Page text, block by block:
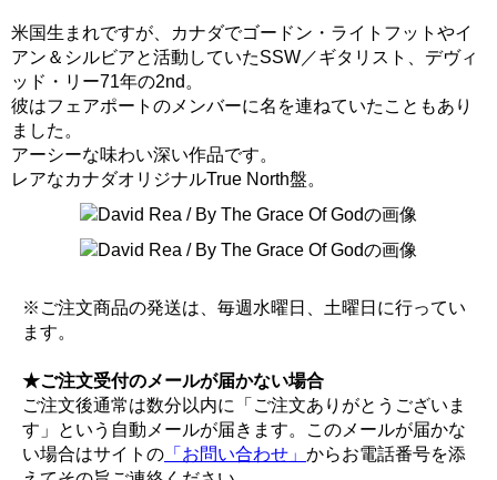
米国生まれですが、カナダでゴードン・ライトフットやイ
アン＆シルビアと活動していたSSW／ギタリスト、デヴィ
ッド・リー71年の2nd。
彼はフェアポートのメンバーに名を連ねていたこともあり
ました。
アーシーな味わい深い作品です。
レアなカナダオリジナルTrue North盤。
※ご注文商品の発送は、毎週水曜日、土曜日に行ってい
ます。
★ご注文受付のメールが届かない場合
ご注文後通常は数分以内に「ご注文ありがとうございま
す」という自動メールが届きます。このメールが届かな
い場合はサイトの 「お問い合わせ」 からお電話番号を添